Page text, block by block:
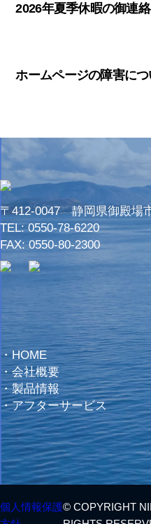
2026年夏季休暇の御連絡
ホームページの障害に
〒412-0047 静岡県御殿場
TEL:0550-78-6220
FAX: 0550-80-2300
・HOME
・会社概要
・製品情報
・アフターサービス
個人情報保護© COPYRIGHT